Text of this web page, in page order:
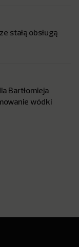
stałą obsługą
Bartłomieja
wódki